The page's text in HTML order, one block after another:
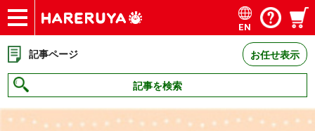
ショップ
買取
記事
デッキ検索
デッキ構築
選手一覧
店舗一覧
イベント
お問い合わせ
EN
記事ページ お任せ表示
記事を検索